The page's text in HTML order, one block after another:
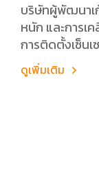
บริษัทผู้พัฒนาเ
หนัก และการเ
การติดตั้งเซ็นเ
ดูเพิ่มเติม